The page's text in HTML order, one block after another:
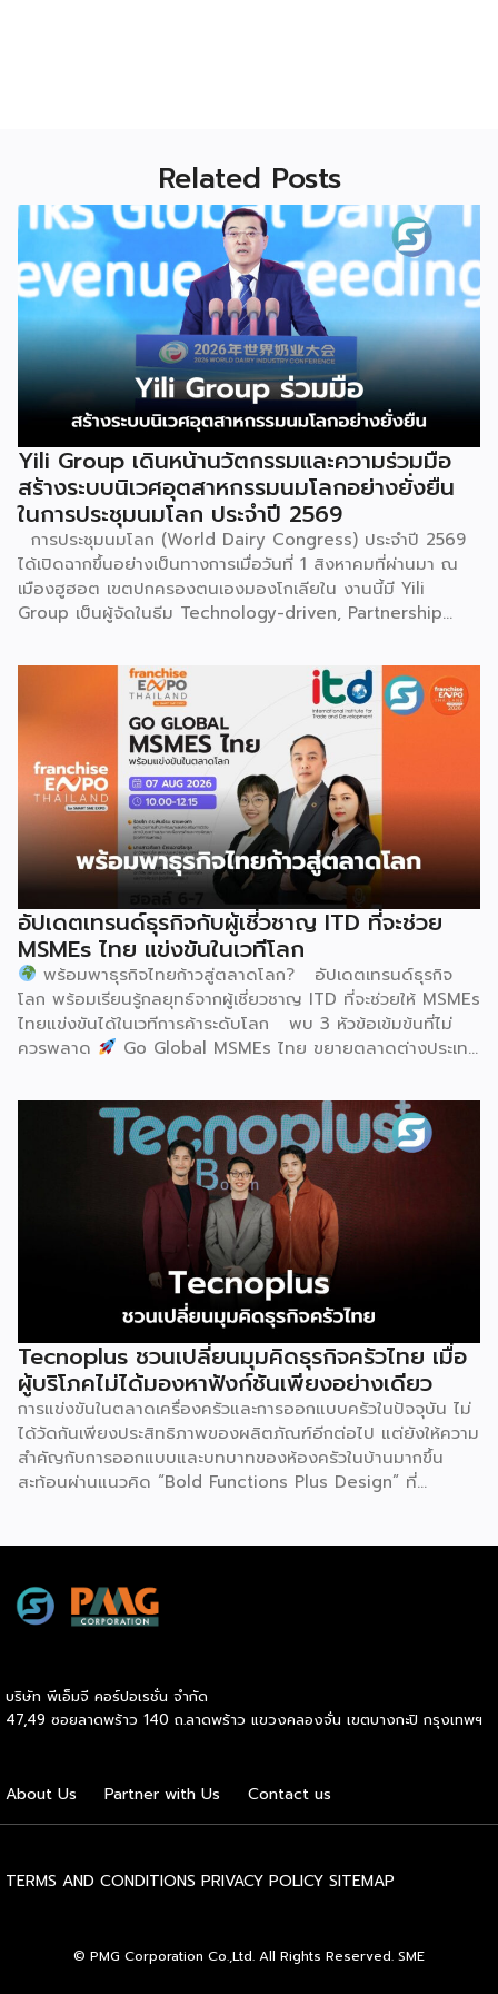
Related Posts
Yili Group เดินหน้านวัตกรรมและความร่วมมือ
สร้างระบบนิเวศอุตสาหกรรมนมโลกอย่างยั่งยืน
ในการประชุมนมโลก ประจำปี 2569
การประชุมนมโลก (World Dairy Congress) ประจำปี 2569
ได้เปิดฉากขึ้นอย่างเป็นทางการเมื่อวันที่ 1 สิงหาคมที่ผ่านมา ณ
เมืองฮูฮอต เขตปกครองตนเองมองโกเลียใน งานนี้มี Yili
Group เป็นผู้จัดในธีม Technology-driven, Partnership
Ecosystem (ขับเคลื่อนด้วยเทคโนโลยี มุ่งกระชับความร่วมมือ
สร้างระบบนิเวศอุตสาหกรรมนมโลกอย่างยั่งยืน) ถือเป็นเวทีระดับ
โลกที่รวบรวมผู้นำจากสมาคมการค้านานาชาติ นักวิชาการ และผู้
บริหารระดับสูงตลอดห่วงโซ่คุณค่าของอุตสาหกรรมนมทั่วโลก
ฮูฮอตขึ้นแท่นเมืองหลวงแห่งอุตสาหกรรมนมโลกอย่างเป็น
ทางการ ในพิธีเปิดการประชุม สหพันธ์วิทยาศาสตร์และ
เทคโนโลยีการอาหารนานาชาติ (IUFoST) ได้มอบป้ายประกาศ
เกียรติคุณและรางวัลที่ระลึก เพื่อรับรองให้เมืองฮูฮอตดำรง
ตำแหน่ง World Dairy Capital หรือเมืองหลวงแห่ง
อุตสาหกรรมนมโลก อย่างเป็นทางการ ดร.ภาวิณี ชินะโชติ
ประธานบริหาร IUFoST กล่าวในพิธีเปิดว่า การมอบตำแหน่งดัง
กล่าวถือเป็นสัญญาณแห่งความสำเร็จที่สะท้อนความมุ่งมั่นทุ่มเท
ของเมืองฮูฮอตในการยกระดับอุตสาหกรรมนม พร้อมกล่าวเสริม
ว่า รางวัลอันทรงเกียรตินี้ยังมุ่งหวังให้เป็นแรงขับเคลื่อนแก่
องค์กรระดับแถวหน้าอย่าง Yili Group […]
อัปเดตเทรนด์ธุรกิจกับผู้เชี่วชาญ ITD ที่จะช่วย
MSMEs ไทย แข่งขันในเวทีโลก
พร้อมพาธุรกิจไทยก้าวสู่ตลาดโลก? อัปเดตเทรนด์ธุรกิจ
โลก พร้อมเรียนรู้กลยุทธ์จากผู้เชี่ยวชาญ ITD ที่จะช่วยให้ MSMEs
ไทยแข่งขันได้ในเวทีการค้าระดับโลก พบ 3 หัวข้อเข้มข้นที่ไม่
ควรพลาด
Go Global MSMEs ไทย ขยายตลาดต่างประเทศ
ค้าใหม่ สร้างความได้เปรียบในการแข่งขัน Cross Border E-
Commerce เปิดตลาดจีน ติดอาวุธ SMEs ไทย สู่ผู้บริโภค
ออนไลน์ ครบทั้งความรู้ เทรนด์ และโอกาสใหม่สำหรับเจ้าของ
ธุรกิจ ผู้ประกอบการ และผู้ที่กำลังวางแผนขยายตลาด
สิงหาคม 2569 | 10.00 – 12.15 น.
Franchise […]
Tecnoplus ชวนเปลี่ยนมุมคิดธุรกิจครัวไทย เมื่อ
ผู้บริโภคไม่ได้มองหาฟังก์ชันเพียงอย่างเดียว
การแข่งขันในตลาดเครื่องครัวและการออกแบบครัวในปัจจุบัน ไม่
ได้วัดกันเพียงประสิทธิภาพของผลิตภัณฑ์อีกต่อไป แต่ยังให้ความ
สำคัญกับการออกแบบและบทบาทของห้องครัวในบ้านมากขึ้น
สะท้อนผ่านแนวคิด “Bold Functions Plus Design” ที่
บริษัท เดอะ ซิกเนเจอร์ แบรนด์ จำกัด กล่าวว่า ตลอดระยะเวลา
กว่า 20 ปี Tecnoplus ทำตลาดเครื่องครัวในประเทศไทย และ
ห้องครัวในฐานะพื้นที่ศูนย์กลางของการใช้ชีวิต ด้วยเหตุนี้
Tecnoplus จึงนำเสนอแนวคิด “ครัวแบบไหนก็สวยได้” พร้อม
ประสิทธิภาพในการใช้งานและความสวยงามไม่จำเป็นต้องเป็นสิ่งที่
ผู้บริโภคต้องเลือกอย่างใดอย่างหนึ่ง […]
บริษัท พีเอ็มจี คอร์ปอเรชั่น จำกัด
47,49 ซอยลาดพร้าว 140 ถ.ลาดพร้าว แขวงคลองจั่น เขตบางกะปิ กรุงเทพฯ
About Us Partner with Us Contact us
TERMS AND CONDITIONS PRIVACY POLICY SITEMAP
© PMG Corporation Co.,Ltd. All Rights Reserved. SME